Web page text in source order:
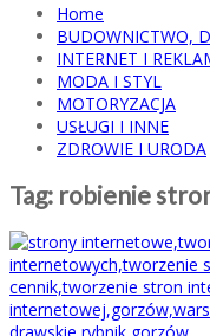
Home
BUDOWNICTWO,
INTERNET I
MODA I STYL
MOTORYZACJA
USŁUGI I INNE
ZDROWIE I URODA
Tag: robienie